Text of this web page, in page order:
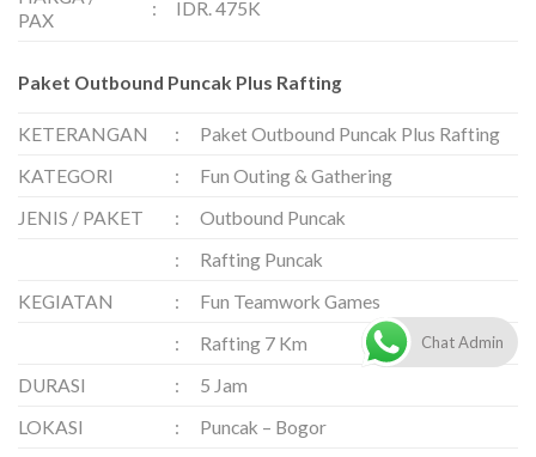
PAX
: IDR. 475K
Paket Outbound Puncak Plus Rafting
KETERANGAN :
Paket Outbound Puncak Plus Rafting
KATEGORI
:
Fun Outing & Gathering
JENIS / PAKET
:
Outbound Puncak
:
Rafting Puncak
KEGIATAN
:
Fun Teamwork Games
:
Rafting 7 Km
DURASI
:
5 Jam
LOKASI
: Puncak – Bogor
Chat Admin